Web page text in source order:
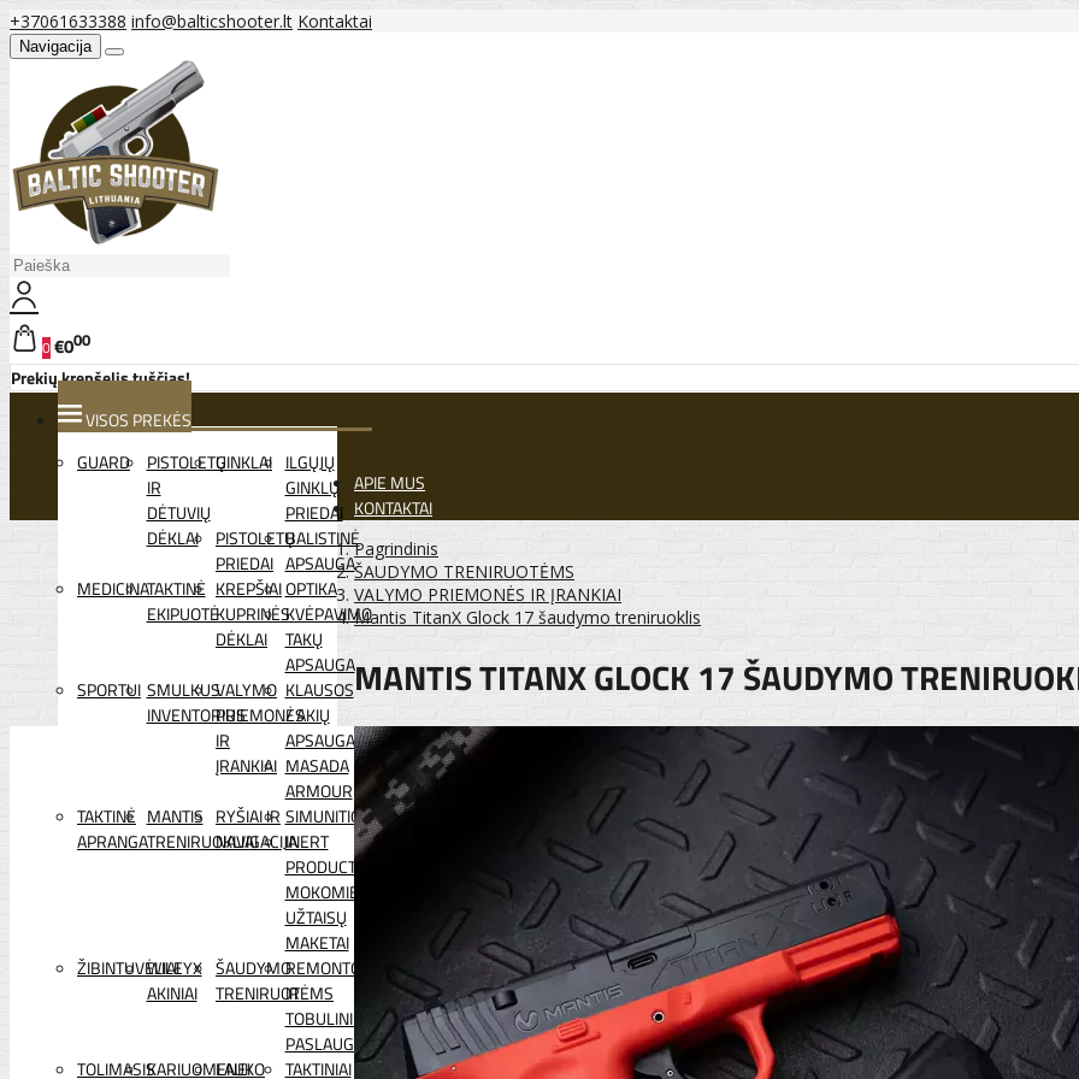
+37061633388 info@balticshooter.lt Kontaktai
Navigacija
0€000
Prekių krepšelis tuščias!
VISOS PREKĖS
GUARD
PISTOLETŲ
IR
DĖTUVIŲ
DĖKLAI
GINKLAI ILGŲJŲ
GINKLŲ
PRIEDAI
PISTOLETŲ
PRIEDAI
BALISTINĖ
APSAUGA
MEDICINATAKTINĖ
EKIPUOTĖ
KREPŠIAI
KUPRINĖS
DĖKLAI
OPTIKA
KVĖPAVIMO
TAKŲ
APSAUGA
SPORTUI SMULKUS
INVENTORIUS
VALYMO
PRIEMONĖS
IR
ĮRANKIAI
KLAUSOS
/ AKIŲ
APSAUGA
MASADA
ARMOUR
TAKTINĖ
APRANGA
MANTIS
TRENIRUOKLIAI
RYŠIAI IR
NAVIGACIJA
SIMUNITION
INERT
PRODUCTS
MOKOMIEJI
UŽTAISŲ
MAKETAI
ŽIBINTUVĖLIAI
WILEYX
AKINIAI
ŠAUDYMO
TRENIRUOTĖMS
REMONTO
IR
TOBULINIMO
PASLAUGOS
TOLIMASISKARIUOMENEI
LAUKO TAKTINIAI
APIE MUS
KONTAKTAI
Pagrindinis
ŠAUDYMO TRENIRUOTĖMS
VALYMO PRIEMONĖS IR ĮRANKIAI
Mantis TitanX Glock 17 šaudymo treniruoklis
MANTIS TITANX GLOCK 17 ŠAUDYMO